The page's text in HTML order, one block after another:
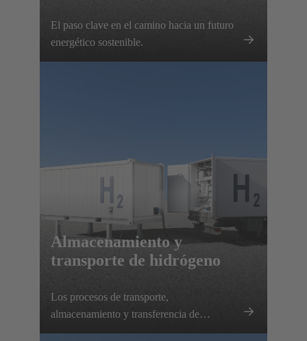
El paso clave en el camino hacia un futuro
energético sostenible.
Almacenamiento y
transporte de hidrógeno
Los procesos de transporte,
almacenamiento y transferencia de
hidrógeno no sólo requieren soluciones de